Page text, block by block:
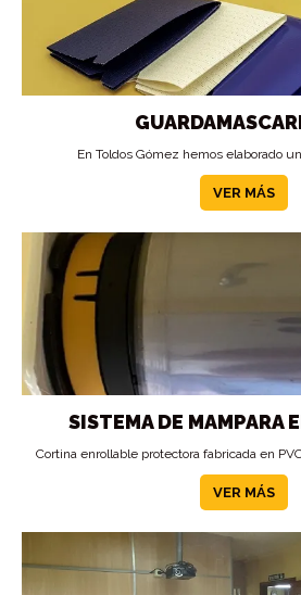
En Toldos Gómez hemos elaborado
VER MÁS
SISTEMA DE MAMPARA
Cortina enrollable protectora fabricada en
VER MÁS